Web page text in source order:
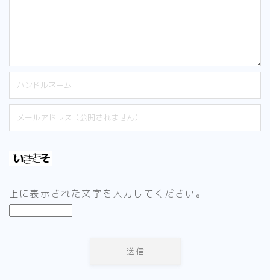
上に表示された文字を入力してください。